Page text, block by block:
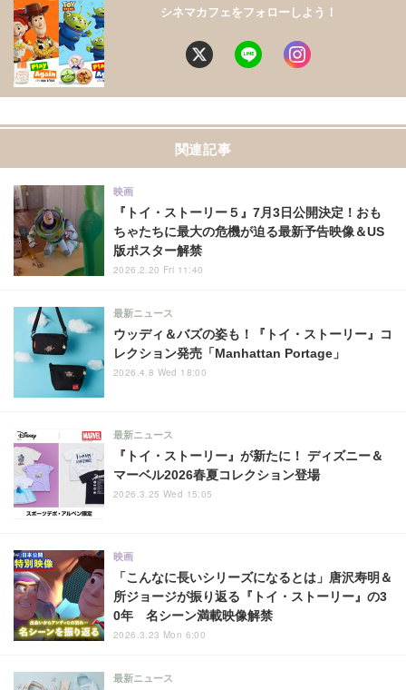
シネマカフェをフォローしよう！
関連記事
『トイ・ストーリー５』7月3日公開決定！おも
ちゃたちに最大の危機が迫る最新予告映像＆US
版ポスター解禁
映画
2026.2.20 Fri 11:40
ウッディ＆バズの姿も！『トイ・ストーリー』コ
レクション発売「Manhattan Portage」
最新ニュース
2026.4.8 Wed 18:00
『トイ・ストーリー』が新たに！ ディズニー＆
マーベル2026春夏コレクション登場
最新ニュース
2026.3.25 Wed 15:05
「こんなに長いシリーズになるとは」唐沢寿明＆
所ジョージが振り返る『トイ・ストーリー』の3
0年 名シーン満載映像解禁
映画
2026.3.23 Mon 6:00
最新ニュース